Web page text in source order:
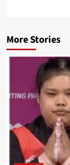
More Stories